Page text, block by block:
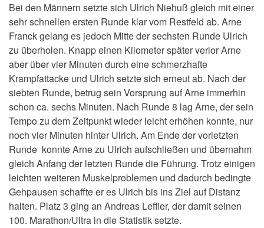
Bei den Männern setzte sich Ulrich Niehuß gleich mit einer
sehr schnellen ersten Runde klar vom Restfeld ab. Arne
Franck gelang es jedoch Mitte der sechsten Runde Ulrich
zu überholen. Knapp einen Kilometer später verlor Arne
aber über vier Minuten durch eine schmerzhafte
Krampfattacke und Ulrich setzte sich erneut ab. Nach der
siebten Runde, betrug sein Vorsprung auf Arne immerhin
schon ca. sechs Minuten. Nach Runde 8 lag Arne, der sein
Tempo zu dem Zeitpunkt wieder leicht erhöhen konnte, nur
noch vier Minuten hinter Ulrich. Am Ende der vorletzten
Runde konnte Arne zu Ulrich aufschließen und übernahm
gleich Anfang der letzten Runde die Führung. Trotz einigen
leichten weiteren Muskelproblemen und dadurch bedingte
Gehpausen schaffte er es Ulrich bis ins Ziel auf Distanz
halten. Platz 3 ging an Andreas Leffler, der damit seinen
100. Marathon/Ultra in die Statistik setzte.